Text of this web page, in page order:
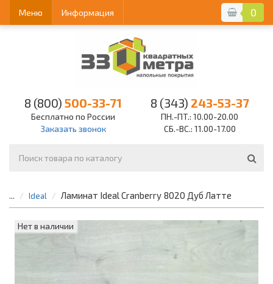
0
Меню Информация
8 (800) 500-33-71
Бесплатно по России
Заказать звонок
8 (343) 243-53-37
ПН.-ПТ.: 10.00-20.00
СБ.-ВС.: 11.00-17.00
... Ideal Ламинат Ideal Cranberry 8020 Дуб Латте
Нет в наличии